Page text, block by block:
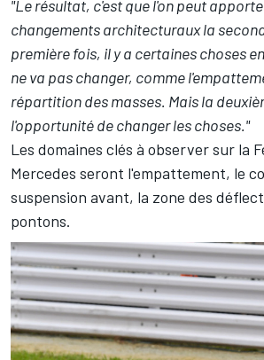
"Le résultat, c'est que l'on peut
changements architecturaux la
première fois, il y a certaines choses
ne va pas changer, comme
répartition des masses. Mais la
l'opportunité de changer les choses."
Les domaines clés à observer sur la
Mercedes seront l'empattement, le
suspension avant, la zone des
pontons.